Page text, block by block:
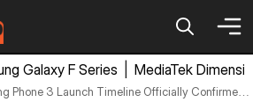
Galaxy F Series MediaTek
Phone 3 Launch Timeline Officially Confirmed Ceo Carl Pei